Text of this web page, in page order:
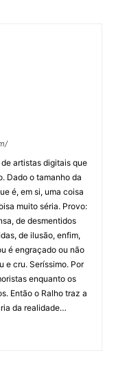
artistas digitais que
Dado o tamanho da
é, em si, uma coisa
muito séria. Provo:
de desmentidos
de ilusão, enfim,
é engraçado ou não
e cru. Seríssimo. Por
enquanto os
Então o Ralho traz a
da realidade…